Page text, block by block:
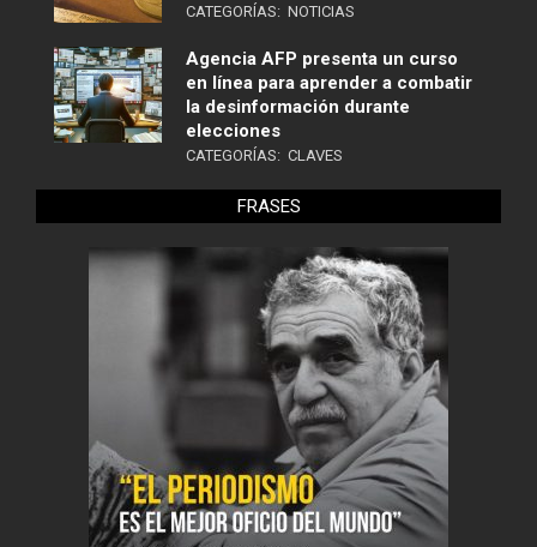
CATEGORÍAS: NOTICIAS
Agencia AFP presenta un curso
en línea para aprender a combatir
la desinformación durante
elecciones
CATEGORÍAS: CLAVES
FRASES